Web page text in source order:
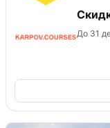
До 31